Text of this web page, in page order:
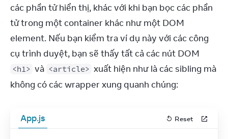
các phần tử hiển thị, khác với khi bạn bọc các phần
tử trong một container khác như một DOM
element. Nếu bạn kiểm tra ví dụ này với các công
<h1> và <article> xuất hiện như là các sibling mà
không có các wrapper xung quanh chúng:
App.js Reset